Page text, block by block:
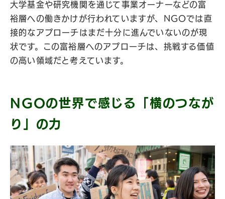
大学基金や研究機関を通じて事業オーナーなどの富
裕層への働きかけが行われていますが、NGOでは直
接的なアプローチはまだ十分に進んでいないのが現
状です。この富裕層へのアプローチは、挑戦する価値
の高い領域だと考えています。
NGOの世界で感じる「横のつなが
り」の力